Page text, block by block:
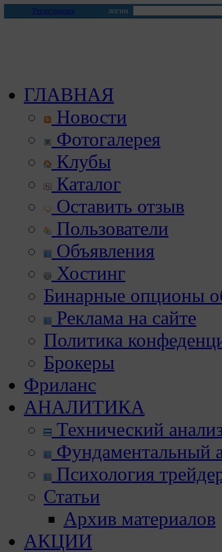
Регистрация логин
ГЛАВНАЯ
Новости
Фотогалерея
Клубы
Каталог
Оставить отзыв
Пользователи
Объявления
Хостинг
Бинарные опционы
Реклама на сайте
Политика
Брокеры
Фриланс
АНАЛИТИКА
Технический
Фундаментальный
Психология
Статьи
Архив материалов
АКЦИИ